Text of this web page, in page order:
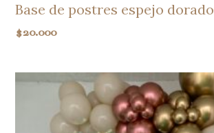
Base de postres espejo dorado
$20.000